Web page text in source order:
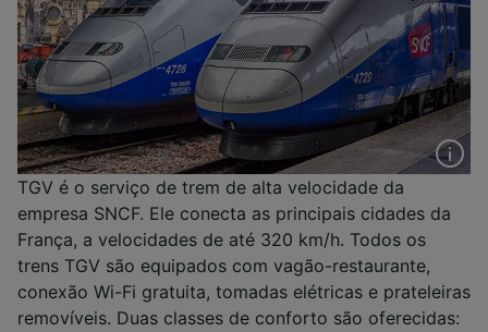
TGV é o serviço de trem de alta velocidade da
empresa SNCF. Ele conecta as principais cidades da
França, a velocidades de até 320 km/h. Todos os
trens TGV são equipados com vagão-restaurante,
conexão Wi-Fi gratuita, tomadas elétricas e prateleiras
removíveis. Duas classes de conforto são oferecidas: